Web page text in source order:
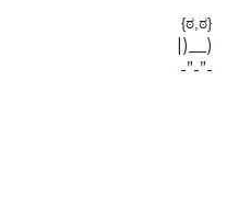
{ಠ,ಠ}
|)__)
-”-”-